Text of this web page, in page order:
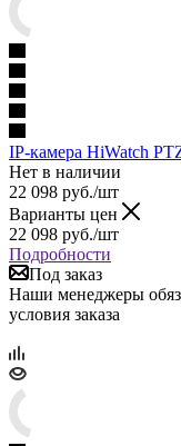
IP-камера HiWatch
Нет в наличии
22 098 руб./шт
Варианты цен
22 098 руб./шт
Подробности
Под заказ
Наши менеджеры
условия заказа